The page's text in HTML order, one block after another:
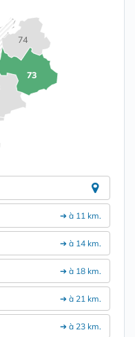
73
74
➔ à 11 km.
➔ à 14 km.
➔ à 18 km.
➔ à 21 km.
➔ à 23 km.